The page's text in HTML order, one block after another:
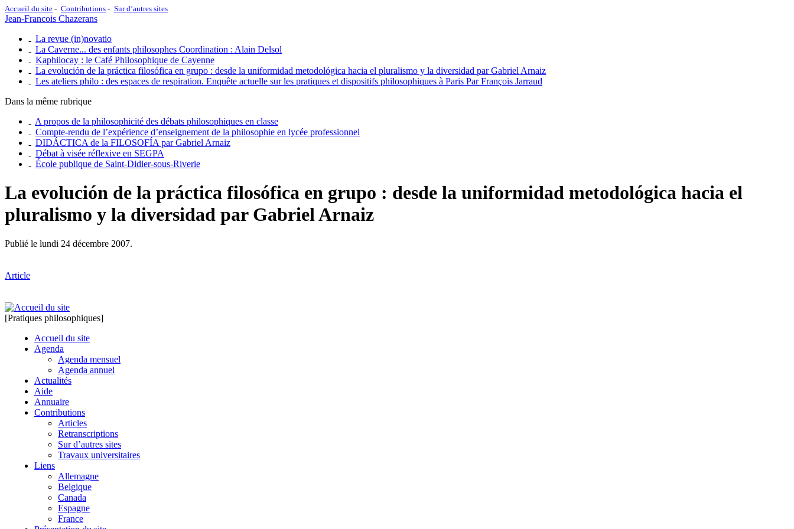
Accueil du site Contributions Sur d’autres sites
Jean-Francois Chazerans
La revue (in)novatio
La Caverne... des enfants philosophes Coordination : Alain Delsol
Kaphilocay : le Café Philosophique de Cayenne
La evolución de la práctica filosófica en grupo : desde la uniformidad metodológica hacia el pluralismo y la diversidad par Gabriel Arnaiz
Les ateliers philo : des espaces de respiration. Enquête actuelle sur les pratiques et dispositifs philosophiques à Paris Par François Jarraud
Dans la même rubrique
A propos de la philosophicité des débats philosophiques en classe
Compte-rendu de l’expérience d’enseignement de la philosophie en lycée professionnel
DIDÁCTICA de la FILOSOFÍA par Gabriel Arnaiz
Débat à visée réflexive en SEGPA
École publique de Saint-Didier-sous-Riverie
La evolución de la práctica filosófica en grupo : desde la uniformidad metodológica hacia el
pluralismo y la diversidad par Gabriel Arnaiz
Publié le lundi 24 décembre 2007.
Article
[Pratiques philosophiques]
Accueil du site
Agenda
Agenda mensuel
Agenda annuel
Actualités
Aide
Annuaire
Contributions
Articles
Retranscriptions
Sur d’autres sites
Travaux universitaires
Liens
Allemagne
Belgique
Canada
Espagne
France